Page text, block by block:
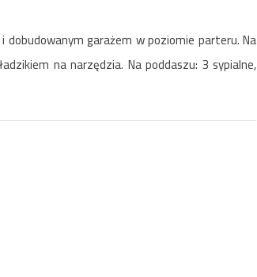
garażem w poziomie parteru. Na
na narzędzia. Na poddaszu: 3 sypialne,